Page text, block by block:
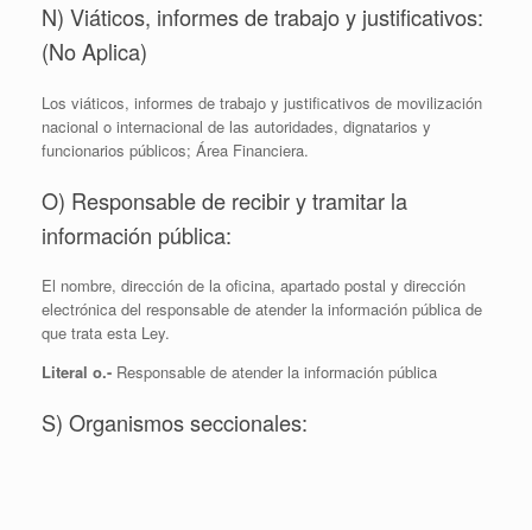
N) Viáticos, informes de trabajo y justificativos:
(No Aplica)
Los viáticos, informes de trabajo y justificativos de movilización
nacional o internacional de las autoridades, dignatarios y
funcionarios públicos; Área Financiera.
O) Responsable de recibir y tramitar la
información pública:
El nombre, dirección de la oficina, apartado postal y dirección
electrónica del responsable de atender la información pública de
que trata esta Ley.
Literal o.- Responsable de atender la información pública
S) Organismos seccionales: